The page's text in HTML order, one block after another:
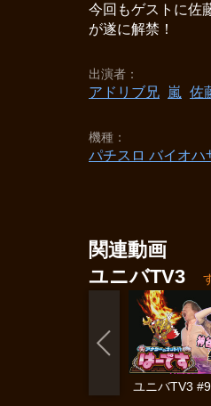
今回もゲストに佐
が遂に解禁！
出演者
アドリブ兄 嵐 佐
機種
パチスロ バイオハ
関連動画
ユニバTV3
ユニバTV3